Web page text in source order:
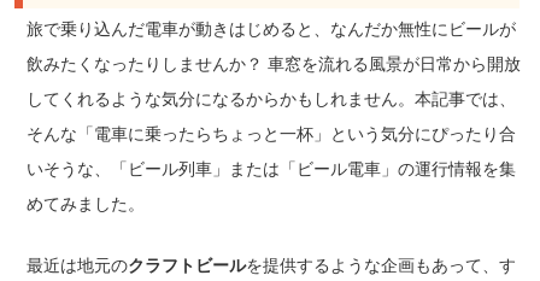
旅で乗り込んだ電車が動きはじめると、なんだか無性にビールが
飲みたくなったりしませんか？ 車窓を流れる風景が日常から開放
してくれるような気分になるからかもしれません。本記事では、
そんな「電車に乗ったらちょっと一杯」という気分にぴったり合
いそうな、「ビール列車」または「ビール電車」の運行情報を集
めてみました。
最近は地元のクラフトビールを提供するような企画もあって、す